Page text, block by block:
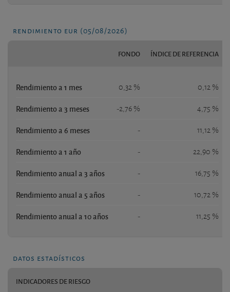
rendimiento eur (05/08/2026)
FONDO ÍNDICE DE REFERENCIA
Rendimiento a 1 mes 0,32 % 0,12 %
Rendimiento a 3 meses -2,76 % 4,75 %
Rendimiento a 6 meses - 11,12 %
Rendimiento a 1 año - 22,90 %
Rendimiento anual a 3 años - 16,75 %
Rendimiento anual a 5 años - 10,72 %
Rendimiento anual a 10 años - 11,25 %
datos estadísticos
INDICADORES DE RIESGO